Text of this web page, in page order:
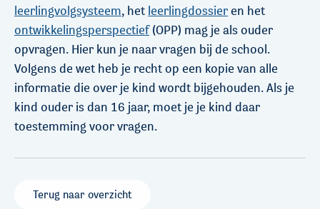
leerlingvolgsysteem, het leerlingdossieren het
ontwikkelingsperspectief(OPP) mag je als ouder
opvragen. Hier kun je naar vragen bij de school.
Volgens de wet heb je recht op een kopie van alle
informatie die over je kind wordt bijgehouden. Als je
kind ouder is dan 16 jaar, moet je je kind daar
toestemming voor vragen.
Terug naar overzicht